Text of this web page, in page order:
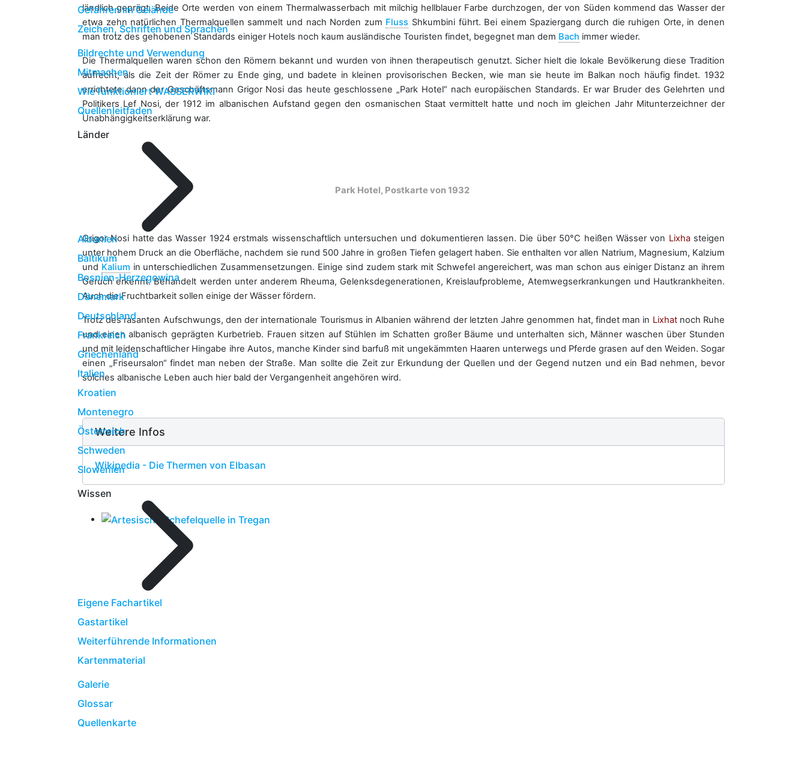
Gefahren im Gelände
Zeichen, Schriften und Sprachen
Bildrechte und Verwendung
Mitmachen
Wie funktioniert WASSERWIKI
Quellenleitfaden
Länder
Albanien
Baltikum
Bosnien-Herzegowina
Dänemark
Deutschland
Frankreich
Griechenland
Italien
Kroatien
Montenegro
Österreich
Schweden
Slowenien
Wissen
Eigene Fachartikel
Gastartikel
Weiterführende Informationen
Kartenmaterial
Galerie
Glossar
Quellenkarte
ländlich geprägt. Beide Orte werden von einem Thermalwasserbach mit milchig hellblauer Farbe durchzogen, der von Süden kommend das Wasser der
etwa zehn natürlichen Thermalquellen sammelt und nach Norden zum Fluss Shkumbini führt. Bei einem Spaziergang durch die ruhigen Orte, in denen
man trotz des gehobenen Standards einiger Hotels noch kaum ausländische Touristen findet, begegnet man dem Bach immer wieder.
Die Thermalquellen waren schon den Römern bekannt und wurden von ihnen therapeutisch genutzt. Sicher hielt die lokale Bevölkerung diese Tradition
aufrecht, als die Zeit der Römer zu Ende ging, und badete in kleinen provisorischen Becken, wie man sie heute im Balkan noch häufig findet. 1932
errichtete dann der Geschäftsmann Grigor Nosi das heute geschlossene „Park Hotel“ nach europäischen Standards. Er war Bruder des Gelehrten und
Politikers Lef Nosi, der 1912 im albanischen Aufstand gegen den osmanischen Staat vermittelt hatte und noch im gleichen Jahr Mitunterzeichner der
Unabhängigkeitserklärung war.
Park Hotel, Postkarte von 1932
Grigor Nosi hatte das Wasser 1924 erstmals wissenschaftlich untersuchen und dokumentieren lassen. Die über 50°C heißen Wässer von Lixhasteigen
unter hohem Druck an die Oberfläche, nachdem sie rund 500 Jahre in großen Tiefen gelagert haben. Sie enthalten vor allen Natrium, Magnesium, Kalzium
und Kalium in unterschiedlichen Zusammensetzungen. Einige sind zudem stark mit Schwefel angereichert, was man schon aus einiger Distanz an ihrem
Geruch erkennt. Behandelt werden unter anderem Rheuma, Gelenksdegenerationen, Kreislaufprobleme, Atemwegserkrankungen und Hautkrankheiten.
Auch die Fruchtbarkeit sollen einige der Wässer fördern.
Trotz des rasanten Aufschwungs, den der internationale Tourismus in Albanien während der letzten Jahre genommen hat, findet man in Lixhatnoch Ruhe
und einen albanisch geprägten Kurbetrieb. Frauen sitzen auf Stühlen im Schatten großer Bäume und unterhalten sich, Männer waschen über Stunden
und mit leidenschaftlicher Hingabe ihre Autos, manche Kinder sind barfuß mit ungekämmten Haaren unterwegs und Pferde grasen auf den Weiden. Sogar
einen „Friseursalon“ findet man neben der Straße. Man sollte die Zeit zur Erkundung der Quellen und der Gegend nutzen und ein Bad nehmen, bevor
solches albanische Leben auch hier bald der Vergangenheit angehören wird.
Weitere Infos
Wikipedia - Die Thermen von Elbasan